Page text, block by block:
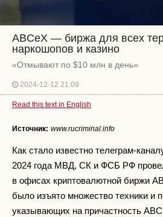
ABCeX — биржа для всех
наркошопов и казино
«Отмывают по $10 млн в день»
2024-12-12 21:09
Read this text in English
Источник: www.rucriminal.info
Как стало известно телеграм-
2024 года МВД, СК и ФСБ РФ
в офисах криптовалютной биржи
было изъято множество техники и
указывающих на причастность